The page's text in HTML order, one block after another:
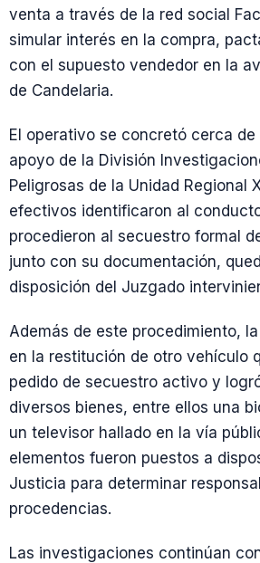
venta a través de la red social
simular interés en la compra,
con el supuesto vendedor en la
de Candelaria.
El operativo se concretó cerca de
apoyo de la División
Peligrosas de la Unidad Regional
efectivos identificaron al
procedieron al secuestro formal
junto con su documentación,
disposición del Juzgado
Además de este procedimiento,
en la restitución de otro vehículo
pedido de secuestro activo y
diversos bienes, entre ellos una
un televisor hallado en la vía
elementos fueron puestos a
Justicia para determinar
procedencias.
Las investigaciones continúan